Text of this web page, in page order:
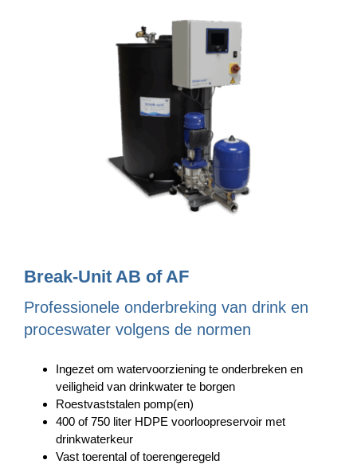
Break-Unit AB of AF
Professionele onderbreking van drink en
proceswater volgens de normen
Ingezet om watervoorziening te onderbreken en
veiligheid van drinkwater te borgen
Roestvaststalen pomp(en)
400 of 750 liter HDPE voorloopreservoir met
drinkwaterkeur
Vast toerental of toerengeregeld